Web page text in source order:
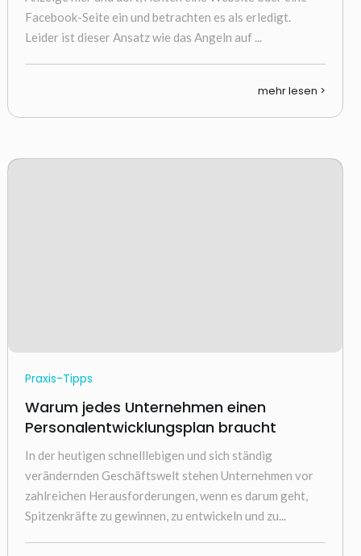
Facebook-Seite ein und betrachten es als erledigt.
Leider ist dieser Ansatz wie das Angeln auf ...
mehr lesen >
Praxis-Tipps
Warum jedes Unternehmen einen
Personalentwicklungsplan braucht
In der heutigen schnelllebigen und sich ständig
verändernden Geschäftswelt stehen Unternehmen vor
zahlreichen Herausforderungen, wenn es darum geht,
Spitzenkräfte zu gewinnen, zu entwickeln und zu...